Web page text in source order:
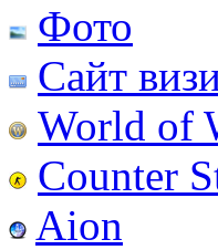
Фото
Сайт
World of
Counter
Aion